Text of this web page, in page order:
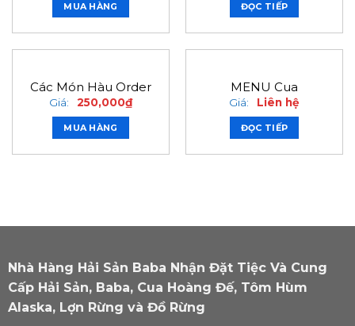
MUA HÀNG ĐỌC TIẾP
Các Món Hàu Order
Giá: 250,000₫
MUA HÀNG
MENU Cua
Giá: Liên hệ
ĐỌC TIẾP
Nhà Hàng Hải Sản Baba Nhận Đặt Tiệc Và Cung
Cấp Hải Sản, Baba, Cua Hoàng Đế, Tôm Hùm
Alaska, Lợn Rừng và Đồ Rừng